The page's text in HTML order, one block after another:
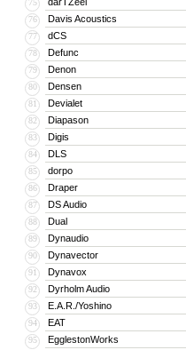
75
76 Davis Acoustics
77 dCS
78 Defunc
79 Denon
80 Densen
81 Devialet
82 Diapason
83 Digis
84 DLS
85 dorpo
86 Draper
87 DS Audio
88 Dual
89 Dynaudio
90 Dynavector
91 Dynavox
92 Dyrholm Audio
93 E.A.R./Yoshino
94 EAT
95 EgglestonWorks